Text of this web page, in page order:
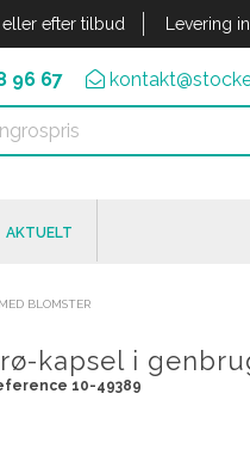
efter tilbud Levering
96 67
AKTUELT
BLOMSTER
kapsel i
10-49389